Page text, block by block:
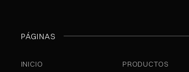
PÁGINAS
INICIO PRODUCTOS